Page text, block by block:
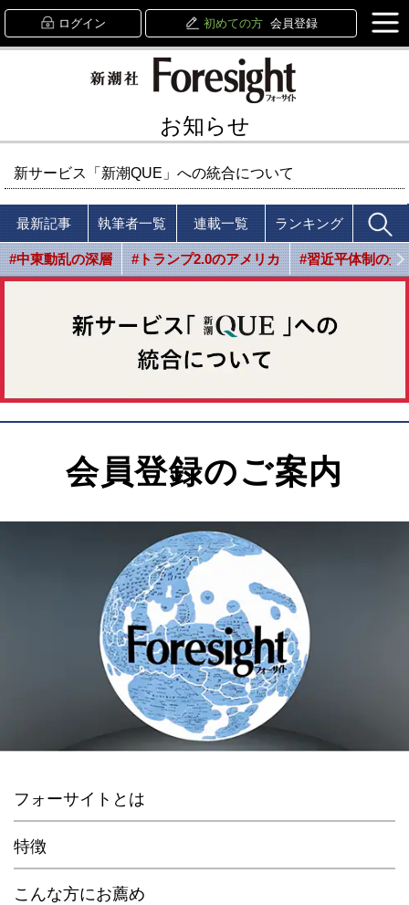
ログイン 初めての方 会員登録
お知らせ
新サービス「新潮QUE」への統合について
最新記事 執筆者一覧 連載一覧 ランキング
#中東動乱の深層 #トランプ2.0のアメリカ #習近平体制の光
会員登録のご案内
フォーサイトとは
特徴
こんな方にお薦め